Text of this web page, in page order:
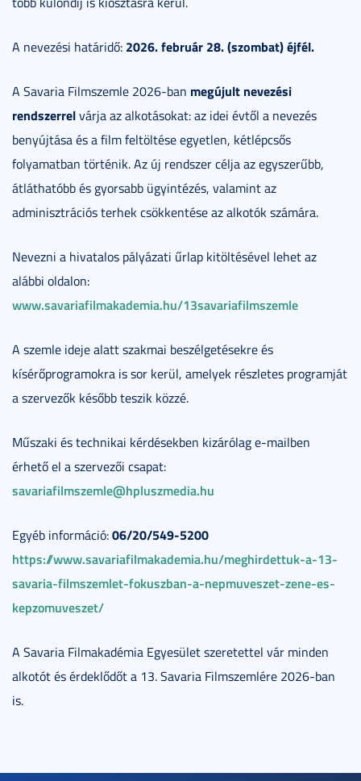
A nevezési határidő: 2026. február 28. (szombat) éjfél.
A Savaria Filmszemle 2026-ban megújult nevezési
rendszerrelvárja az alkotásokat: az idei évtől a nevezés
benyújtása és a film feltöltése egyetlen, kétlépcsős
folyamatban történik. Az új rendszer célja az egyszerűbb,
átláthatóbb és gyorsabb ügyintézés, valamint az
adminisztrációs terhek csökkentése az alkotók számára.
Nevezni a hivatalos pályázati űrlap kitöltésével lehet az
alábbi oldalon:
www.savariafilmakademia.hu/13savariafilmszemle
A szemle ideje alatt szakmai beszélgetésekre és
kísérőprogramokra is sor kerül, amelyek részletes programját
a szervezők később teszik közzé.
Műszaki és technikai kérdésekben kizárólag e-mailben
érhető el a szervezői csapat:
savariafilmszemle@hpluszmedia.hu
Egyéb információ:06/20/549-5200
https://www.savariafilmakademia.hu/meghirdettuk-a-13-
savaria-filmszemlet-fokuszban-a-nepmuveszet-zene-es-
kepzomuveszet/
A Savaria Filmakadémia Egyesület szeretettel vár minden
alkotót és érdeklődőt a 13. Savaria Filmszemlére 2026-ban
is.